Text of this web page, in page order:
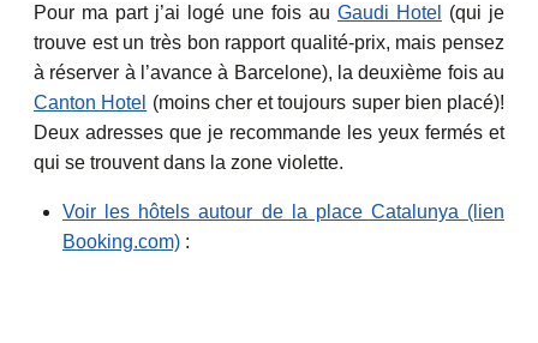
Pour ma part j’ai logé une fois au Gaudi Hotel
(qui je
trouve est un très bon rapport qualité-prix, mais pensez
à réserver à l’avance à Barcelone), la deuxième fois au
Canton Hotel (moins cher et toujours super bien placé)!
Deux adresses que je recommande les yeux fermés et
qui se trouvent dans la zone violette.
Voir les hôtels autour de la place Catalunya (lien
Booking.com) :